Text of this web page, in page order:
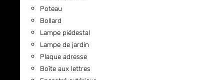
Poteau
Bollard
Lampe piédestal
Lampe de jardin
Plaque adresse
Boîte aux lettres